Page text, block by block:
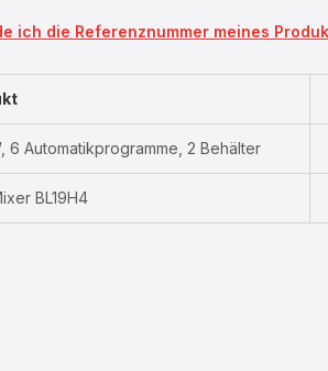
ich die Referenznummer meines
6 Automatikprogramme, 2 Behälter
BL19H4